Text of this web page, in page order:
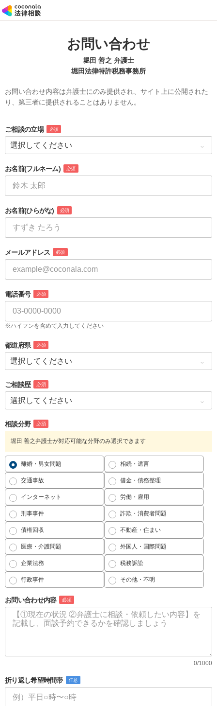
お問い合わせ
堀田 善之 弁護士
堀田法律特許税務事務所
お問い合わせ内容は弁護士にのみ提供され、サイト上に公開された
り、第三者に提供されることはありません。
ご相談の立場 必須
お名前(フルネーム) 必須
お名前(ひらがな) 必須
メールアドレス 必須
電話番号 必須
※ハイフンを含めて入力してください
都道府県 必須
ご相談歴 必須
相談分野 必須
堀田 善之弁護士が対応可能な分野のみ選択できます
離婚・男女問題 相続・遺言
交通事故 借金・債務整理
インターネット 労働・雇用
刑事事件 詐欺・消費者問題
債権回収 不動産・住まい
医療・介護問題 外国人・国際問題
企業法務 税務訴訟
行政事件 その他・不明
お問い合わせ内容 必須
0/1000
折り返し希望時間帯 任意